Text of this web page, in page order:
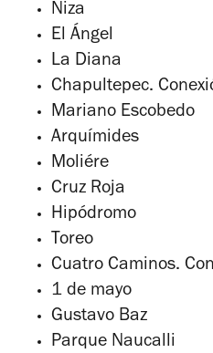
Niza
El Ángel
La Diana
Chapultepec.
Mariano Escobedo
Arquímides
Moliére
Cruz Roja
Hipódromo
Toreo
Cuatro Caminos.
1 de mayo
Gustavo Baz
Parque Naucalli